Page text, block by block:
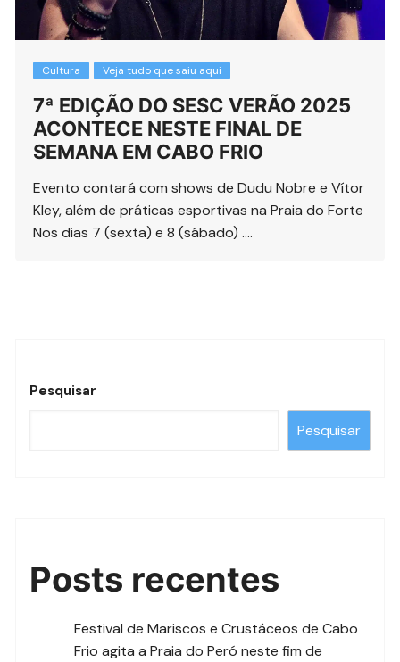
Cultura Veja tudo que saiu aqui
7ª EDIÇÃO DO SESC VERÃO 2025
ACONTECE NESTE FINAL DE
SEMANA EM CABO FRIO
Evento contará com shows de Dudu Nobre e Vítor
Kley, além de práticas esportivas na Praia do Forte
Nos dias 7 (sexta) e 8 (sábado) ….
Pesquisar
Pesquisar
Posts recentes
Festival de Mariscos e Crustáceos de Cabo
Frio agita a Praia do Peró neste fim de